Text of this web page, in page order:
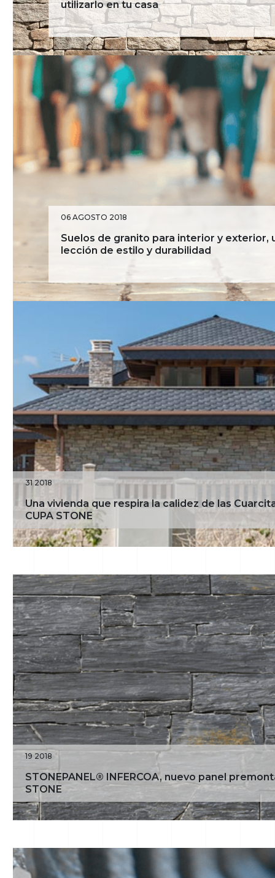
utilizarlo en tu casa
06 AGOSTO 2018
Suelos de granito para interior y exterior,
lección de estilo y durabilidad
31 2018
Una vivienda que respira la calidez de las
CUPA STONE
19 2018
STONEPANEL® INFERCOA, nuevo panel
STONE
Inspiración Mármol Salon